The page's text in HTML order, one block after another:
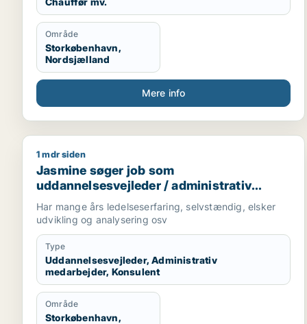
Område
Storkøbenhavn,
Nordsjælland
Mere info
Jasmine søger job som uddannelsesvejleder /
1 mdr siden
Jasmine søger job som
uddannelsesvejleder / administrativ
medarbejder / konsulent
Har mange års ledelseserfaring, selvstændig, elsker
udvikling og analysering osv
Type
Uddannelsesvejleder, Administrativ
medarbejder, Konsulent
Område
Storkøbenhavn,